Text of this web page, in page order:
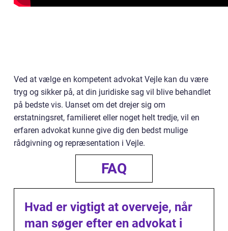
Ved at vælge en kompetent advokat Vejle kan du være
tryg og sikker på, at din juridiske sag vil blive behandlet
på bedste vis. Uanset om det drejer sig om
erstatningsret, familieret eller noget helt tredje, vil en
erfaren advokat kunne give dig den bedst mulige
rådgivning og repræsentation i Vejle.
FAQ
Hvad er vigtigt at overveje, når
man søger efter en advokat i